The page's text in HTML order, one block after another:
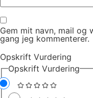
Gem mit navn, mail
gang jeg kommenterer.
Opskrift Vurdering
Opskrift Vurdering